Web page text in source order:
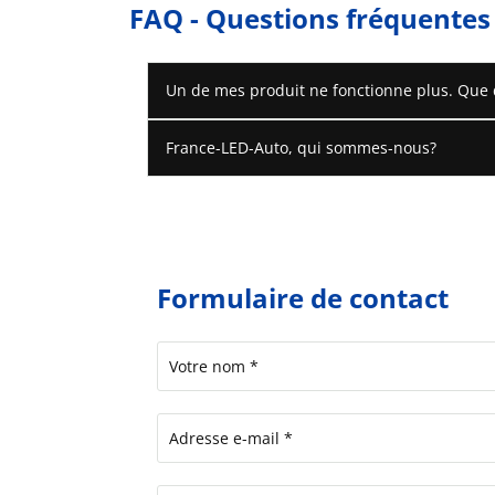
FAQ - Questions fréquentes
Un de mes produit ne fonctionne plus. Que
France-LED-Auto, qui sommes-nous?
Formulaire de contact